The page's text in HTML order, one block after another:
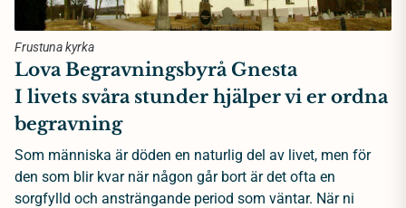
Lova Begravningsbyrå Gnesta
I livets svåra stunder hjälper vi er ordna
begravning
Som människa är döden en naturlig del av livet, men för
den som blir kvar när någon går bort är det ofta en
sorgfylld och ansträngande period som väntar. När ni
Frustuna kyrka